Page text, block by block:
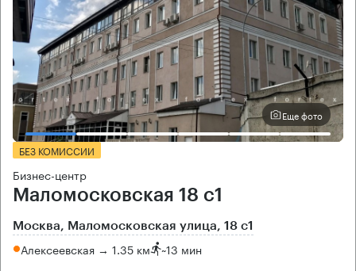
Еще фото
БЕЗ КОМИССИИ
Бизнес-центр
Маломосковская 18 с1
Москва, Маломосковская улица, 18 с1
Алексеевская → 1.35 км ~13 мин